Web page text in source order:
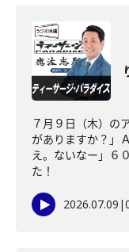
７月９日（木）の
がありますか？」
え。ないなー」６
た！
2026.07.09 |